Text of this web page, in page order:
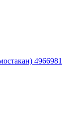
4966981